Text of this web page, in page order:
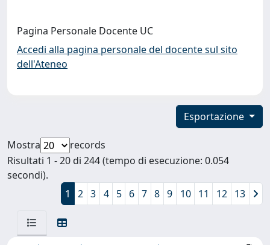
Pagina Personale Docente UC
Accedi alla pagina personale del docente sul sito
dell'Ateneo
Esportazione
Mostra
records
Risultati 1 - 20 di 244 (tempo di esecuzione: 0.054
secondi).
1
2 3 4 5 6 7 8 9 10 11 12 13